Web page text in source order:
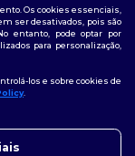
Os cookies essenciais,
ser desativados, pois são
entanto, pode optar por
para personalização,
los e sobre cookies de
.
nos a